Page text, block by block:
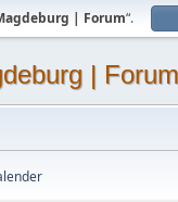
| Forum“.